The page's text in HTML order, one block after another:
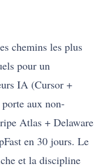
chemins les plus
pour un
IA (Cursor +
aux non-
Atlas + Delaware
en 30 jours. Le
et la discipline